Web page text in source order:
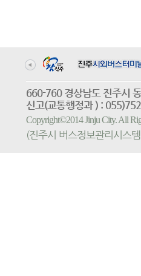
660-760 경상남도 진
신고(교통행정과 ) :
Copyright©2014 Jinju City. All
(진주시 버스정보관리시스